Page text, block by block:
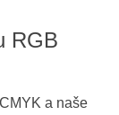
RGB
a naše